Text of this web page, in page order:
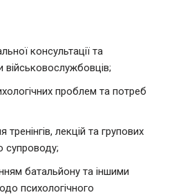
консультації та
військовослужбовців;
проблем та потреб
лекцій та групових
супроводу;
батальйону та іншими
психологічного